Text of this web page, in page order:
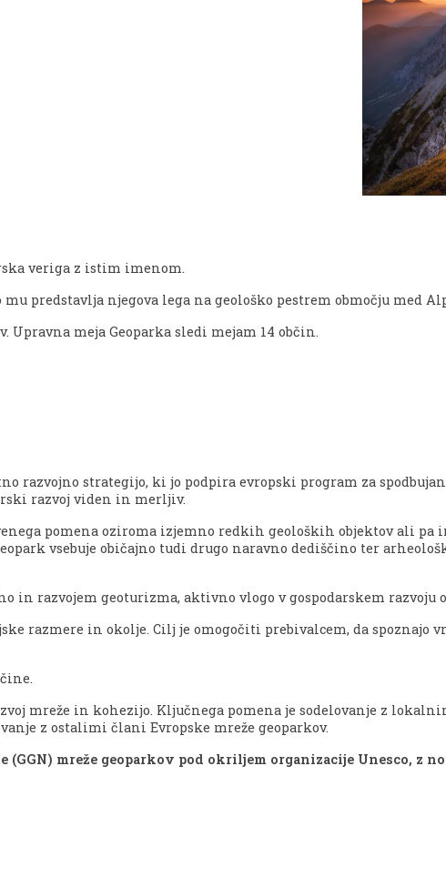
veriga z istim imenom.
mu predstavlja njegova lega na geološko pestrem območju med
Upravna meja Geoparka sledi mejam 14 občin.
razvojno strategijo, ki jo podpira evropski program za
razvoj viden in merljiv.
pomena oziroma izjemno redkih geoloških objektov ali
vsebuje običajno tudi drugo naravno dediščino ter
in razvojem geoturizma, aktivno vlogo v gospodarskem razvoju
razmere in okolje. Cilj je omogočiti prebivalcem, da spoznajo
mreže in kohezijo. Ključnega pomena je sodelovanje z
z ostalimi člani Evropske mreže geoparkov.
(GGN) mreže geoparkov pod okriljem organizacije Unesco, z